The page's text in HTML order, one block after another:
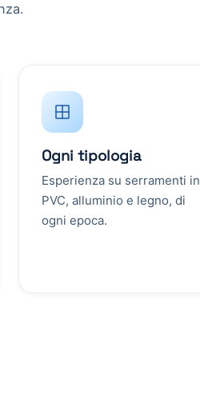
Ogni tipologia
Esperienza su serramenti in
PVC, alluminio e legno, di
ogni epoca.